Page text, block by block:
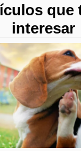
que
interesar